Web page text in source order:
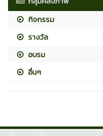
กิจกรรม
รางวัล
อบรม
อื่นๆ